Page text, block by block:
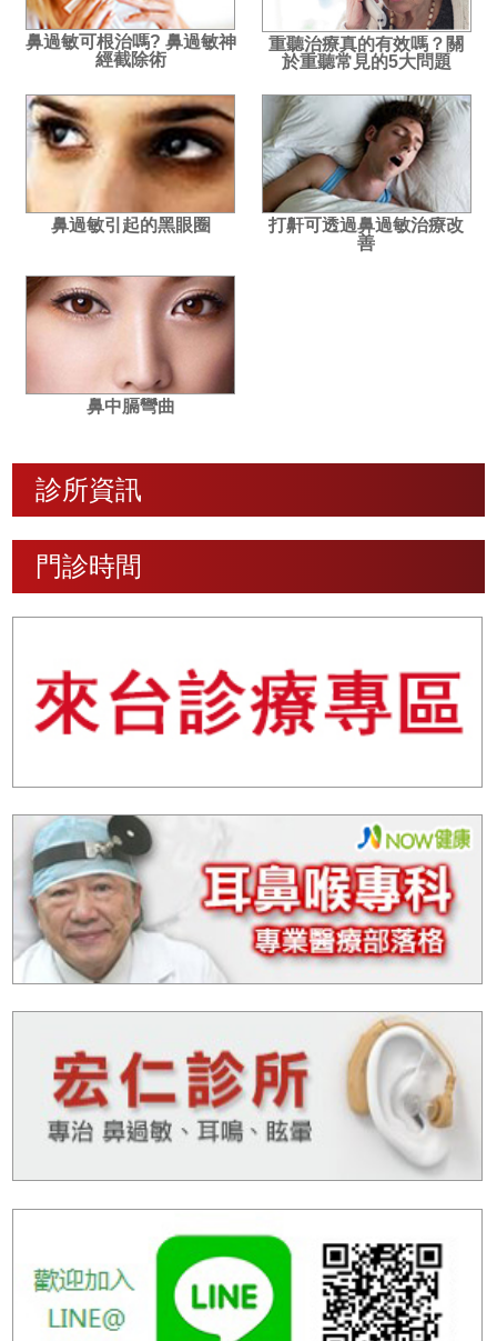
鼻過敏可根治嗎? 鼻過敏神
經截除術
重聽治療真的有效嗎？關
於重聽常見的5大問題
鼻過敏引起的黑眼圈
打鼾可透過鼻過敏治療改
善
鼻中膈彎曲
診所資訊
門診時間